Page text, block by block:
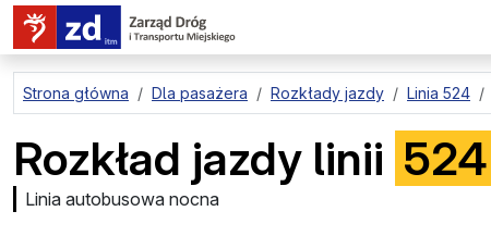
przejdź do treści strony
Strona główna Dla pasażera Rozkłady jazdy Linia 524
Rozkład jazdy linii 524
Linia autobusowa nocna